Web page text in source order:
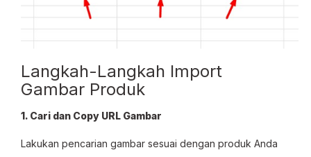
Langkah-Langkah Import
Gambar Produk
1. Cari dan Copy URL Gambar
Lakukan pencarian gambar sesuai dengan produk Anda